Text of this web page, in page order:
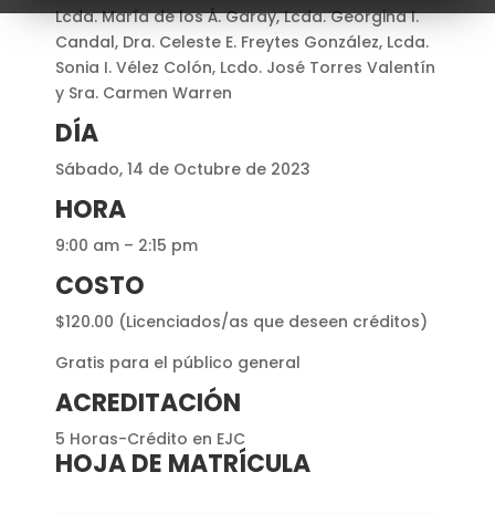
Lcda. María de los Á. Garay, Lcda. Georgina I.
Candal, Dra. Celeste E. Freytes González, Lcda.
Sonia I. Vélez Colón, Lcdo. José Torres Valentín
y Sra. Carmen Warren
DÍA
Sábado, 14 de Octubre de 2023
HORA
9:00 am – 2:15 pm
COSTO
$120.00 (Licenciados/as que deseen créditos)
Gratis para el público general
ACREDITACIÓN
5 Horas-Crédito en EJC
HOJA DE MATRÍCULA